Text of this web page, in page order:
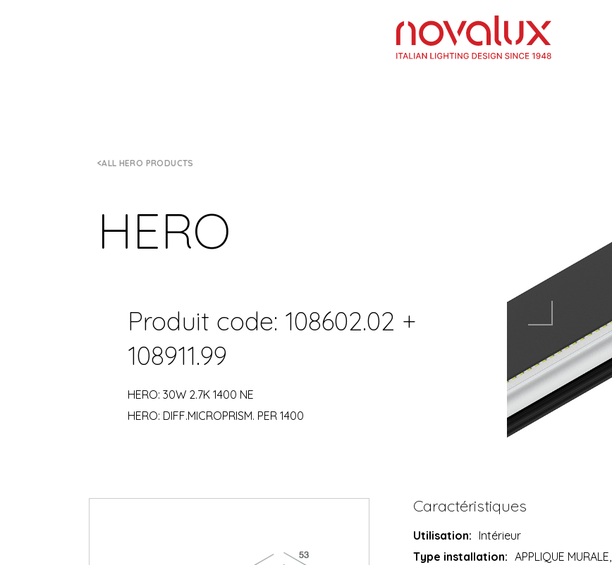
ALL HERO PRODUCTS
HERO
Produit code: 108602.02 +
108911.99
HERO: 30W 2.7K 1400 NE
HERO: DIFF.MICROPRISM. PER 1400
Caractéristiques
Utilisation: Intérieur
Type installation: APPLIQUE MURALE,